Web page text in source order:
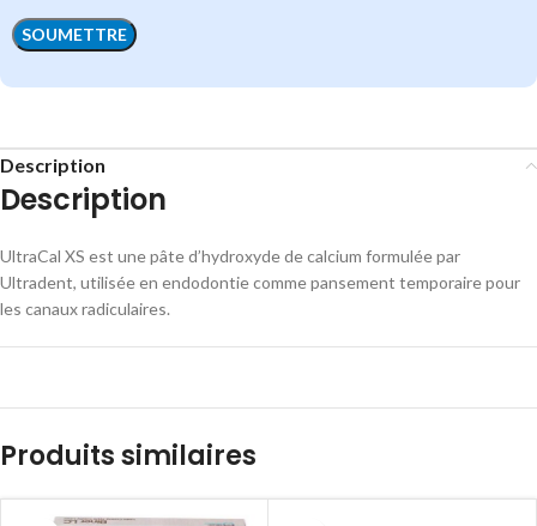
Description
Description
UltraCal XS est une pâte d’hydroxyde de calcium formulée par
Ultradent, utilisée en endodontie comme pansement temporaire pour
les canaux radiculaires.
Produits similaires